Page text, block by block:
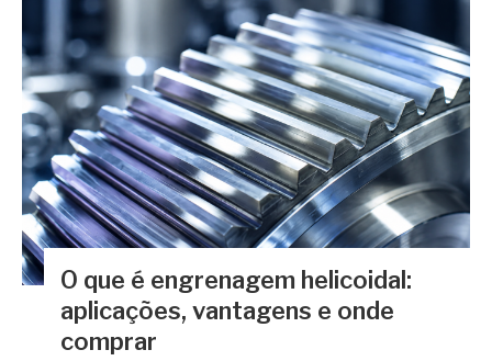
O que é engrenagem helicoidal:
aplicações, vantagens e onde
comprar